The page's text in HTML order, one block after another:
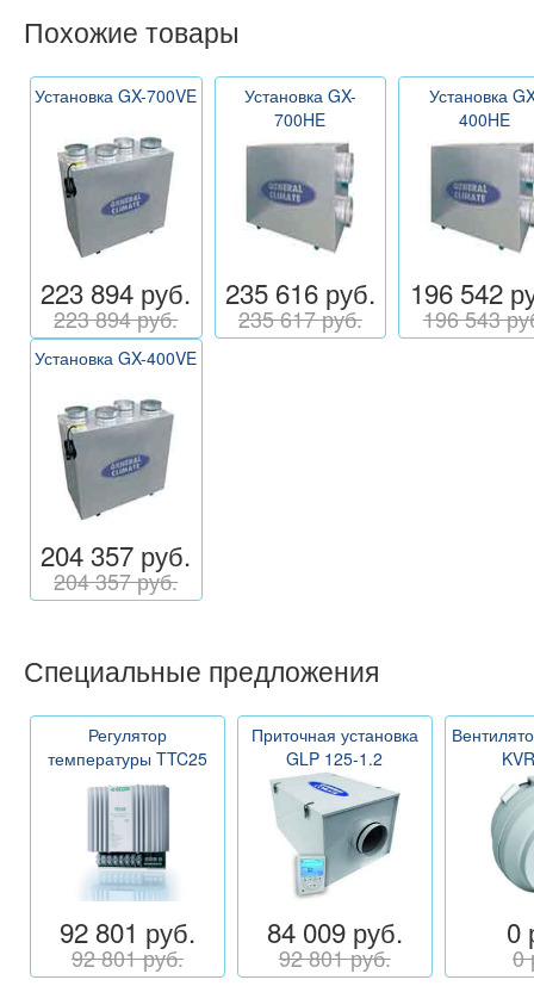
Похожие товары
Установка GX-700VE
223 894 руб.
223 894 руб.
Установка GX-
700HE
235 616 руб.
235 617 руб.
Установка
400HE
196 542
196 543
Установка GX-400VE
204 357 руб.
204 357 руб.
Специальные предложения
Регулятор
температуры TTC25
92 801 руб.
92 801 руб.
Приточная установка
GLP 125-1.2
84 009 руб.
92 801 руб.
0
0